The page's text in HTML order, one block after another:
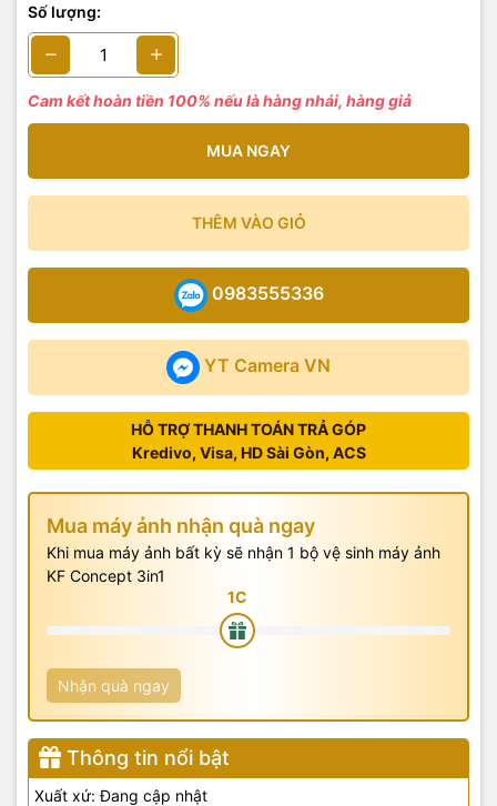
Số lượng:
Cam kết hoàn tiền 100% nếu là hàng nhái, hàng giả
MUA NGAY
THÊM VÀO GIỎ
YT Camera VN
0983555336
HỖ TRỢ THANH TOÁN TRẢ GÓP
Kredivo, Visa, HD Sài Gòn, ACS
Mua máy ảnh nhận quà ngay
Khi mua máy ảnh bất kỳ sẽ nhận 1 bộ vệ sinh máy ảnh
KF Concept 3in1
Nhận quà ngay
Thông tin nổi bật
Xuất xứ: Đang cập nhật